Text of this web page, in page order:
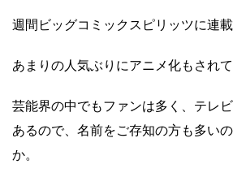
週間ビッグコミックスピリッツに連載
あまりの人気ぶりにアニメ化もされて
芸能界の中でもファンは多く、テレ
あるので、名前をご存知の方も多い
か。